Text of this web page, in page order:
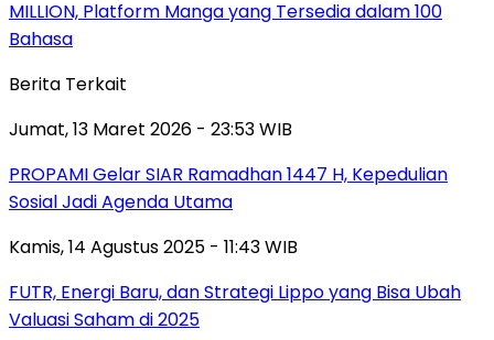
MILLION, Platform Manga yang Tersedia dalam 100
Bahasa
Berita Terkait
Jumat, 13 Maret 2026 - 23:53 WIB
PROPAMI Gelar SIAR Ramadhan 1447 H, Kepedulian
Sosial Jadi Agenda Utama
Kamis, 14 Agustus 2025 - 11:43 WIB
FUTR, Energi Baru, dan Strategi Lippo yang Bisa Ubah
Valuasi Saham di 2025